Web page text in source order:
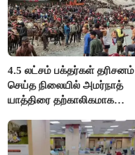
4.5 லட்சம் பக்தர்கள் தரிசனம்
செய்த நிலையில் அமர்நாத்
யாத்திரை தற்காலிகமாக